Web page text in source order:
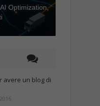
Optimization,
avere un blog di